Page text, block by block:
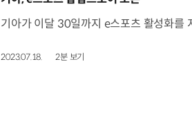
2023.07.18. 2분 보기